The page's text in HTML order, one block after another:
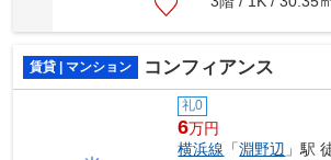
賃貸 | マンション コンフィアンス
礼0
6万円
横浜線 「淵野辺 」駅